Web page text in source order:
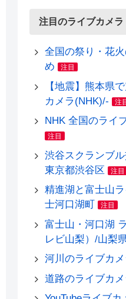
注目のライブカメラ
全国の祭り・花
め
注目
【地震】熊本県
カメラ(NHK)/-
注
NHK 全国のライ
注目
渋谷スクランブ
東京都渋谷区
注目
精進湖と富士山
士河口湖町
注目
富士山・河口湖
レビ山梨）/山梨
河川のライブカ
道路のライブカ